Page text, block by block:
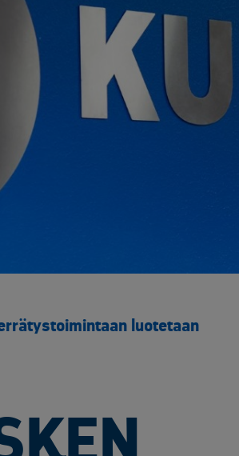
Räätälöity viranomaisyhteistyö
Sähköinen siirtoasiakirjapalvelu
Valvotut tietoturvatuhoukset
Virkapukujen ja työvaatteiden tietoturvallinen
Yliopistot ja tutkimuspalvelut​
Rakentaminen ja infrastruktuuri
Arkaluontoisten dokumenttien tuhous
luotetaan